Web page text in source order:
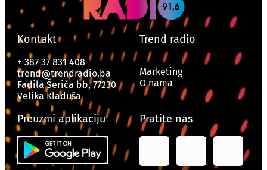
Kontakt
+ 387 37 831 408
trend@trendradio.ba
Fadila Šeriča bb, 77230
Velika Kladuša
Trend radio
Marketing
O nama
Preuzmi aplikaciju Pratite nas